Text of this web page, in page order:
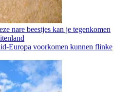
nare beestjes kan je tegenkomen
Europa voorkomen kunnen flinke